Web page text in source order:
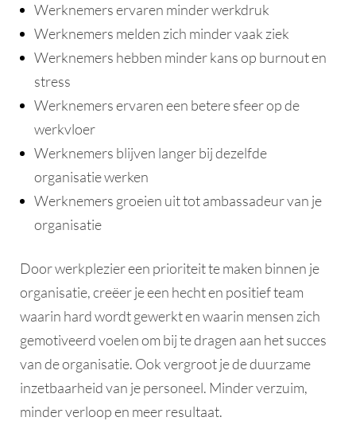
Werknemers ervaren minder werkdruk
Werknemers melden zich minder vaak ziek
Werknemers hebben minder kans op burnout en
stress
Werknemers ervaren een betere sfeer op de
werkvloer
Werknemers blijven langer bij dezelfde
organisatie werken
Werknemers groeien uit tot ambassadeur van je
organisatie
Door werkplezier een prioriteit te maken binnen je
organisatie, creëer je een hecht en positief team
waarin hard wordt gewerkt en waarin mensen zich
gemotiveerd voelen om bij te dragen aan het succes
van de organisatie. Ook vergroot je de duurzame
inzetbaarheid van je personeel. Minder verzuim,
minder verloop en meer resultaat.